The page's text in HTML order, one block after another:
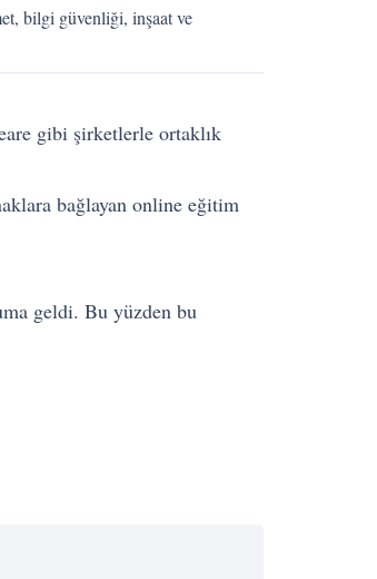
bilgi güvenliği, inşaat ve
gibi şirketlerle ortaklık
bağlayan online eğitim
geldi. Bu yüzden bu